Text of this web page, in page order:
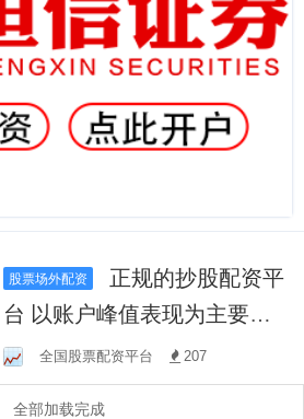
股票场外配资
台 以账户峰值表现为主要评
价标准的资金在处于行情以
修正与确认交替
全国股票配资平台 207
全部加载完成